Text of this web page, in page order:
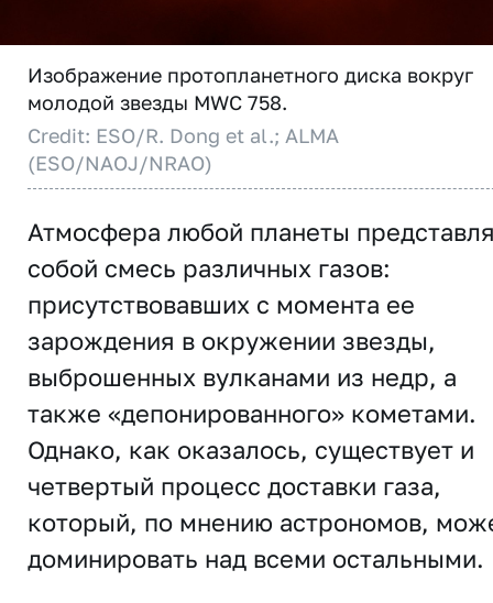
Изображение протопланетного диска вокруг
молодой звезды MWC 758.
Credit: ESO/R. Dong et al.; ALMA
(ESO/NAOJ/NRAO)
Атмосфера любой планеты
собой смесь различных газов:
присутствовавших с момента ее
зарождения в окружении звезды,
выброшенных вулканами из недр, а
также «депонированного» кометами.
Однако, как оказалось, существует и
четвертый процесс доставки газа,
который, по мнению астрономов,
доминировать над всеми остальными.